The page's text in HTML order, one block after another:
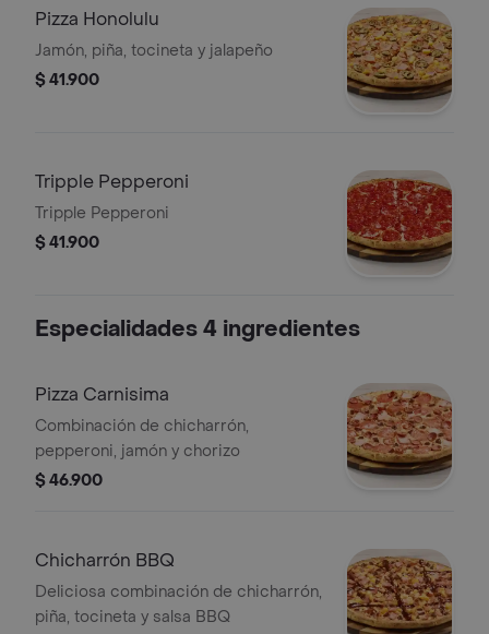
Pizza Honolulu
Jamón, piña, tocineta y jalapeño
$ 41.900
Tripple Pepperoni
Tripple Pepperoni
$ 41.900
Especialidades 4 ingredientes
Pizza Carnisima
Combinación de chicharrón,
pepperoni, jamón y chorizo
$ 46.900
Chicharrón BBQ
Deliciosa combinación de chicharrón,
piña, tocineta y salsa BBQ